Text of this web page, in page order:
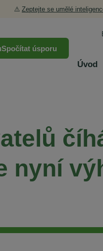
⚠️ Zeptejte se umělé
Spočítat úsporu
Úvod
nyní